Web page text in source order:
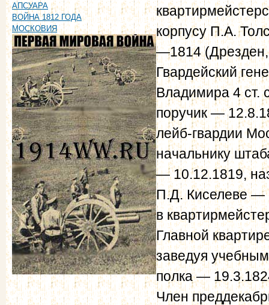
АПСУАРА
ВОЙНА 1812 ГОДА
МОСКОВИЯ
корпусу П.А.
—1814 (Дрезден,
Гвардейский
Владимира 4 ст.
поручик —
лейб-гвардии
начальнику
— 10.12.1819,
П.Д. Киселеве —
в
Главной
заведуя
полка —
Член